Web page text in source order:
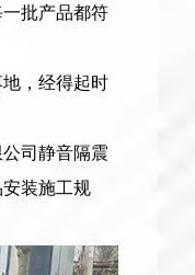
批产品都符
，经得起时
司静音隔震
装施工规